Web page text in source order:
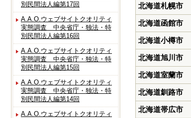
別民間法人編第17回
A.A.O.ウェブサイトクオリティ
実態調査 中央省庁・独法・特
別民間法人編第16回
A.A.O.ウェブサイトクオリティ
実態調査 中央省庁・独法・特
別民間法人編第15回
A.A.O.ウェブサイトクオリティ
実態調査 中央省庁・独法・特
別民間法人編第14回
A.A.O.ウェブサイトクオリティ
北海道札幌市
北海道函館市
北海道小樽市
北海道旭川市
北海道室蘭市
北海道釧路市
北海道帯広市